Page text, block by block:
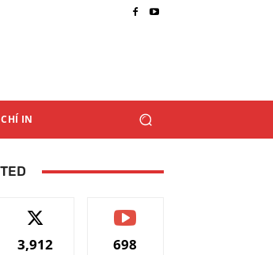
IN
3,912 698